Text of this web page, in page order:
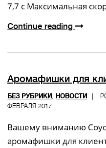
7,7 с Максимальная
Continue reading
Аромафишки для
БЕЗ РУБРИКИ , НОВОСТИ
ФЕВРАЛЯ 2017
Вашему вниманию
аромафишки для